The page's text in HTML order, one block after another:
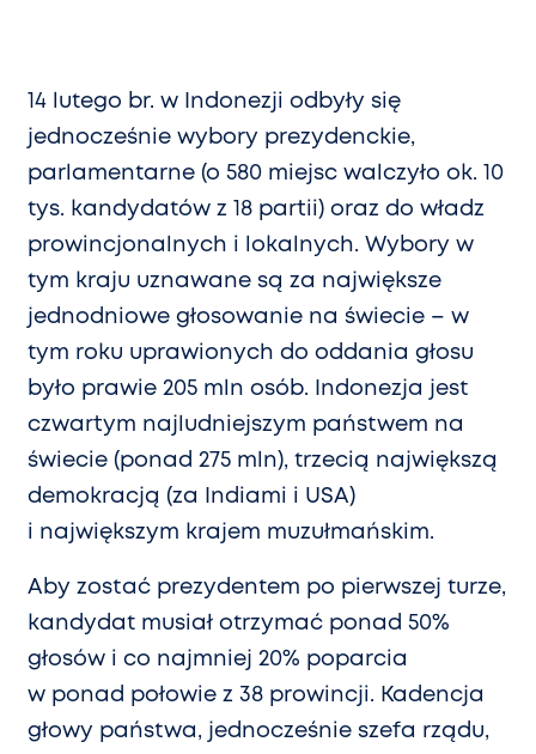
14 lutego br. w Indonezji odbyły się
jednocześnie wybory prezydenckie,
parlamentarne (o 580 miejsc walczyło ok. 10
tys. kandydatów z 18 partii) oraz do władz
prowincjonalnych i lokalnych. Wybory w
tym kraju uznawane są za największe
jednodniowe głosowanie na świecie – w
tym roku uprawionych do oddania głosu
było prawie 205 mln osób. Indonezja jest
czwartym najludniejszym państwem na
świecie (ponad 275 mln), trzecią największą
demokracją (za Indiami i USA)
i największym krajem muzułmańskim.
Aby zostać prezydentem po pierwszej turze,
kandydat musiał otrzymać ponad 50%
głosów i co najmniej 20% poparcia
w ponad połowie z 38 prowincji. Kadencja
głowy państwa, jednocześnie szefa rządu,